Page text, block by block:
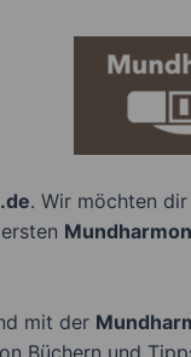
. Wir möchten
mit der